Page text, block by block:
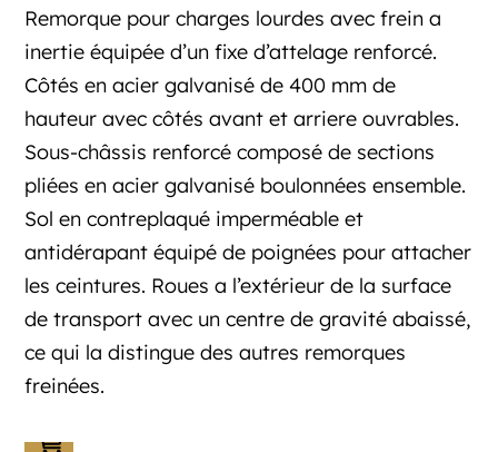
Remorque pour charges lourdes avec frein a
inertie équipée d’un fixe d’attelage renforcé.
Côtés en acier galvanisé de 400 mm de
hauteur avec côtés avant et arriere ouvrables.
Sous-châssis renforcé composé de sections
pliées en acier galvanisé boulonnées ensemble.
Sol en contreplaqué imperméable et
antidérapant équipé de poignées pour attacher
les ceintures. Roues a l’extérieur de la surface
de transport avec un centre de gravité abaissé,
ce qui la distingue des autres remorques
freinées.